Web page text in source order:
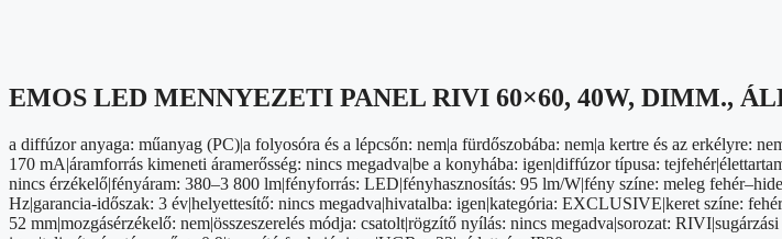
EMOS LED MENNYEZETI PANEL RIVI 60×60, 40W, DIMM.,
a diffúzor anyaga: műanyag (PC)|a folyosóra és a lépcsőn: nem|a fürdőszobába: nem|a kertre és az erkélyre:
170 mA|áramforrás kimeneti áramerősség: nincs megadva|be a konyhába: igen|diffúzor típusa:
nincs érzékelő|fényáram: 380–3 800 lm|fényforrás: LED|fényhasznosítás: 95 lm/W|fény színe: meleg
Hz|garancia-időszak: 3 év|helyettesítő: nincs megadva|hivatalba: igen|kategória: EXCLUSIVE|keret színe:
52 mm|mozgásérzékelő: nem|összeszerelés módja: csatolt|rögzítő nyílás: nincs megadva|sorozat: